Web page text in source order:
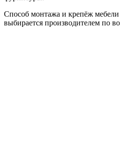
Способ монтажа и крепёж
выбирается производителем по